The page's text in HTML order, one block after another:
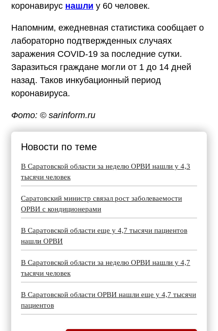
коронавирус нашли у 60 человек.
Напомним, ежедневная статистика сообщает о
лабораторно подтвержденных случаях
заражения COVID-19 за последние сутки.
Заразиться граждане могли от 1 до 14 дней
назад. Таков инкубационный период
коронавируса.
Фото: © sarinform.ru
Новости по теме
В Саратовской области за неделю ОРВИ нашли у 4,3
тысячи человек
Саратовский министр связал рост заболеваемости
ОРВИ с кондиционерами
В Саратовской области еще у 4,7 тысячи пациентов
нашли ОРВИ
В Саратовской области за неделю ОРВИ нашли у 4,7
тысячи человек
В Саратовской области ОРВИ нашли еще у 4,7 тысячи
пациентов